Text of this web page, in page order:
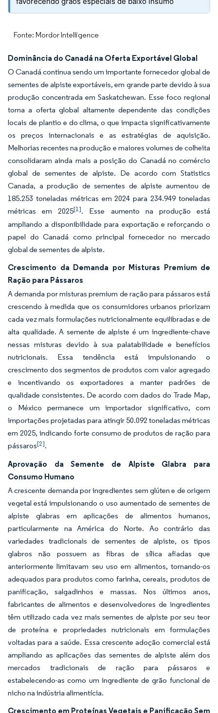
Fonte: Mordor Intelligence
Dominância do Canadá na Oferta Exportável Global
O Canadá continua sendo um importante fornecedor global de
sementes de alpiste exportáveis, em grande parte devido à sua
produção concentrada em Saskatchewan. Esse foco regional
torna a oferta global altamente dependente das condições
locais de plantio e do clima, o que impacta significativamente
os preços internacionais e as estratégias de aquisição.
Melhorias recentes na produção e maiores volumes de colheita
consolidaram ainda mais a posição do Canadá no comércio
global de sementes de alpiste. De acordo com Statistics
Canada, a produção de sementes de alpiste aumentou de
185.253 toneladas métricas em 2024 para 234.949 toneladas
métricas em 2025[1]. Esse aumento na produção está
ampliando a disponibilidade para exportação e reforçando o
papel do Canadá como principal fornecedor no mercado
global de sementes de alpiste.
Crescimento da Demanda por Misturas Premium de
Ração para Pássaros
A demanda por misturas premium de ração para pássaros está
crescendo à medida que os consumidores urbanos priorizam
cada vez mais formulações nutricionalmente equilibradas e de
alta qualidade. A semente de alpiste é um ingrediente-chave
nessas misturas devido à sua palatabilidade e benefícios
nutricionais. Essa tendência está impulsionando o
crescimento dos segmentos de produtos com valor agregado
e incentivando os exportadores a manter padrões de
qualidade consistentes. De acordo com dados do Trade Map,
o México permanece um importador significativo, com
importações projetadas para atingir 50.092 toneladas métricas
em 2025, indicando forte consumo de produtos de ração para
pássaros[2].
Aprovação da Semente de Alpiste Glabra para
Consumo Humano
A crescente demanda por ingredientes sem glúten e de origem
vegetal está impulsionando o uso aumentado de sementes de
alpiste glabras em aplicações de alimentos humanos,
particularmente na América do Norte. Ao contrário das
variedades tradicionais de sementes de alpiste, os tipos
glabros não possuem as fibras de sílica afiadas que
anteriormente limitavam seu uso em alimentos, tornando-os
adequados para produtos como farinha, cereais, produtos de
panificação, salgadinhos e massas. Nos últimos anos,
fabricantes de alimentos e desenvolvedores de ingredientes
têm utilizado cada vez mais sementes de alpiste por seu teor
de proteína e propriedades nutricionais em formulações
voltadas para a saúde. Essa crescente adoção comercial está
ampliando as aplicações das sementes de alpiste além dos
mercados tradicionais de ração para pássaros e
estabelecendo-as como um ingrediente de grão funcional de
nicho na indústria alimentícia.
Crescimento em Proteínas Vegetais e Panificação Sem